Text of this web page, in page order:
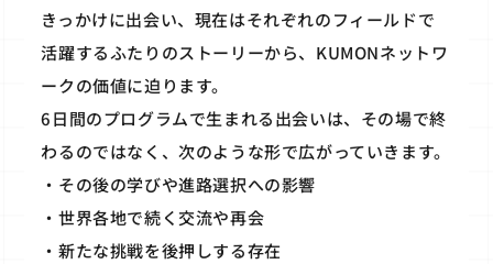
きっかけに出会い、現在はそれぞれのフィールドで
活躍するふたりのストーリーから、KUMONネットワ
ークの価値に迫ります。
6日間のプログラムで生まれる出会いは、その場で終
わるのではなく、次のような形で広がっていきます。
・その後の学びや進路選択への影響
・世界各地で続く交流や再会
・新たな挑戦を後押しする存在